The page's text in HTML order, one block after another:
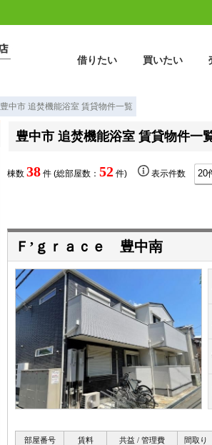
借りたい 買いたい
豊中市 追焚機能浴室 賃貸物件一覧
豊中市 追焚機能浴室 賃貸物件一
棟数 38 件 (総部屋数： 52 件) 表示件数
Ｆ’ｇｒａｃｅ 豊中南
部屋番号 賃料 共益 / 管理費 間取り